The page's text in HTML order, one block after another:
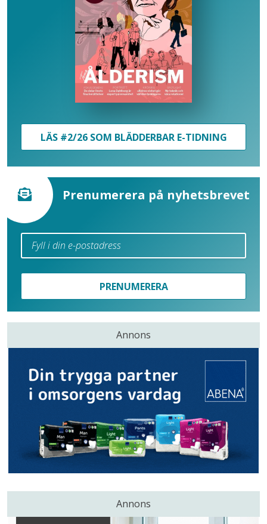
LÄS #2/26 SOM BLÄDDERBAR E-TIDNING
Prenumerera på nyhetsbrevet
PRENUMERERA
Annons
Annons